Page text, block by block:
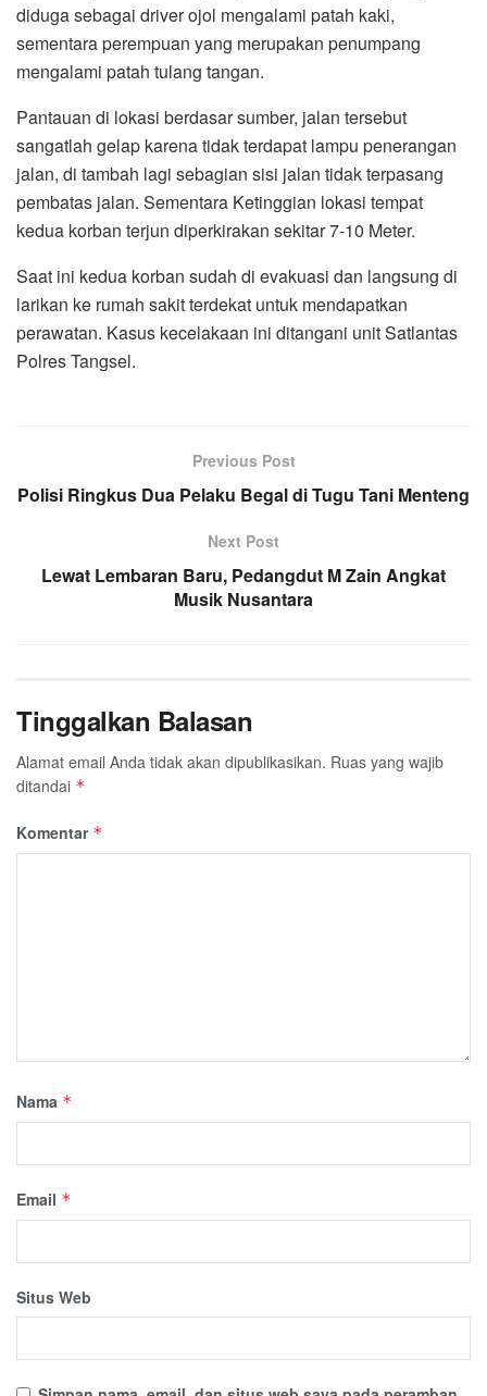
diduga sebagai driver ojol mengalami patah kaki,
sementara perempuan yang merupakan penumpang
mengalami patah tulang tangan.
Pantauan di lokasi berdasar sumber, jalan tersebut
sangatlah gelap karena tidak terdapat lampu penerangan
jalan, di tambah lagi sebagian sisi jalan tidak terpasang
pembatas jalan. Sementara Ketinggian lokasi tempat
kedua korban terjun diperkirakan sekitar 7-10 Meter.
Saat ini kedua korban sudah di evakuasi dan langsung di
larikan ke rumah sakit terdekat untuk mendapatkan
perawatan. Kasus kecelakaan ini ditangani unit Satlantas
Polres Tangsel.
Previous Post
Polisi Ringkus Dua Pelaku Begal di Tugu Tani Menteng
Next Post
Lewat Lembaran Baru, Pedangdut M Zain Angkat
Musik Nusantara
Tinggalkan Balasan
Alamat email Anda tidak akan dipublikasikan. Ruas yang wajib
ditandai *
Komentar *
Nama *
Email *
Situs Web